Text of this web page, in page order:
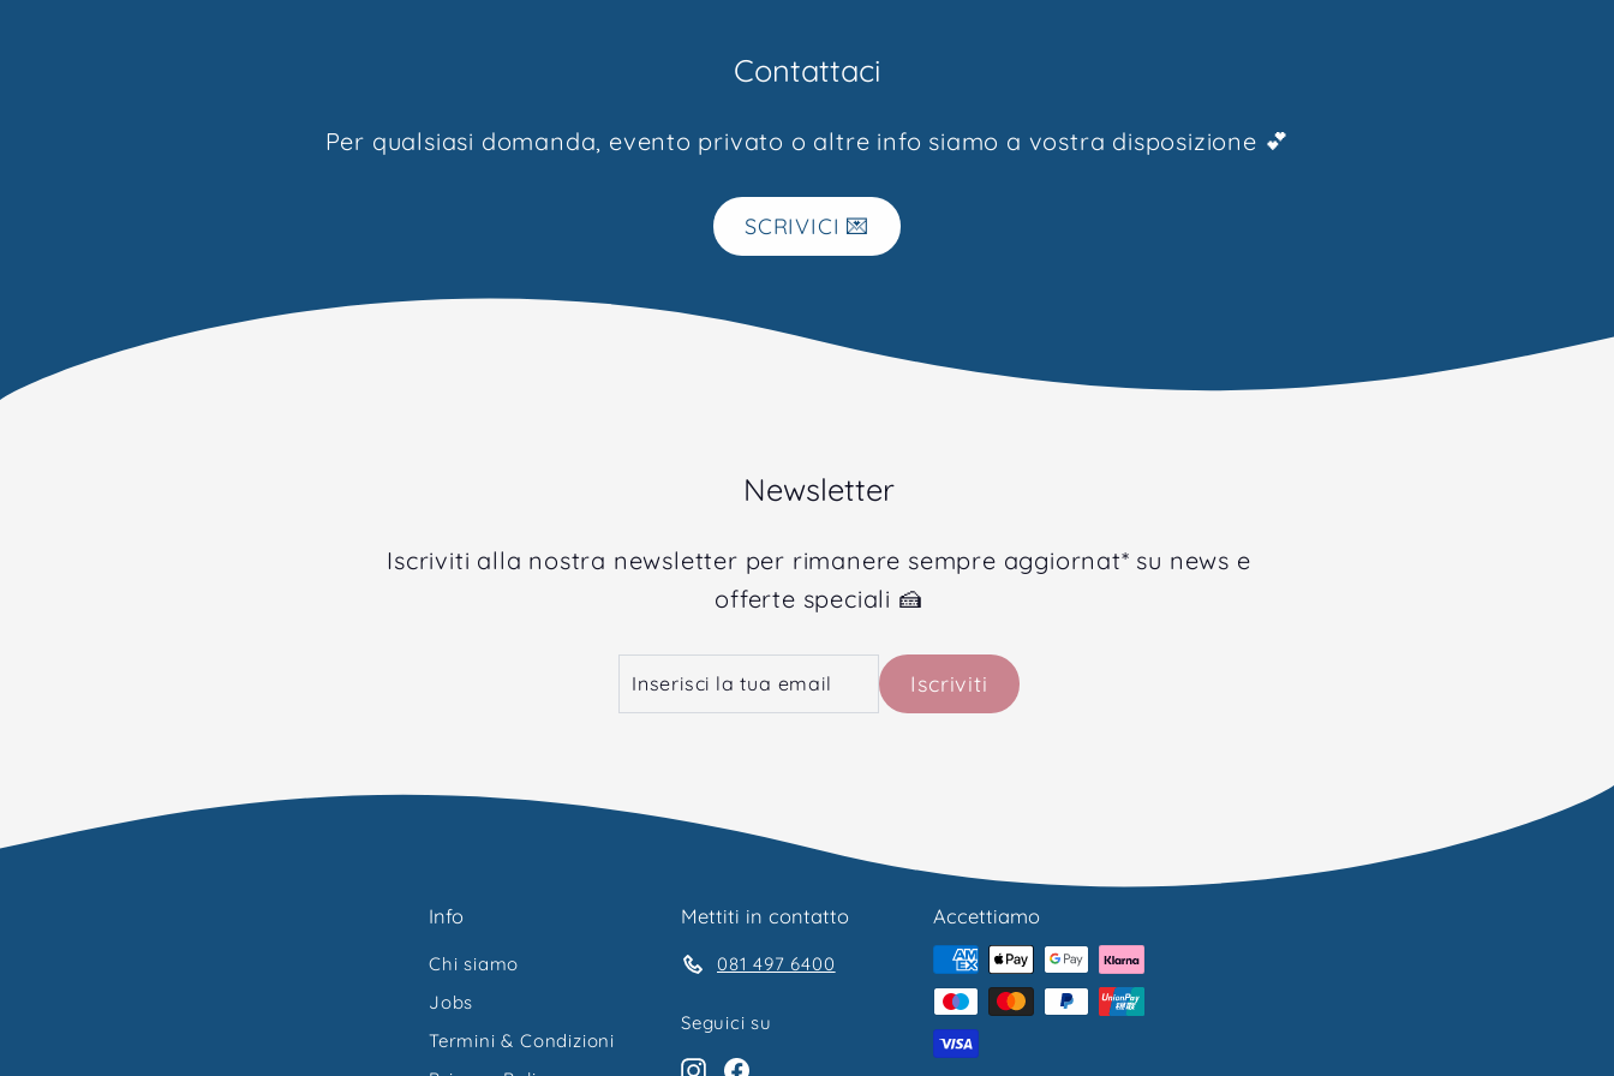
Contattaci
Per qualsiasi domanda, evento privato o altre info siamo a vostra disposizione 💕
SCRIVICI 💌
Newsletter
Iscriviti alla nostra newsletter per rimanere sempre aggiornat* su news e
offerte speciali 🍰
Inserisci
Iscriviti
Iscriviti
Info
Chi siamo
Jobs
Termini & Condizioni
Mettiti in contatto
081 497 6400
Seguici su
InstagramFacebook
Accettiamo